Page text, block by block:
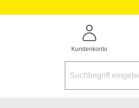
Kundenkonto